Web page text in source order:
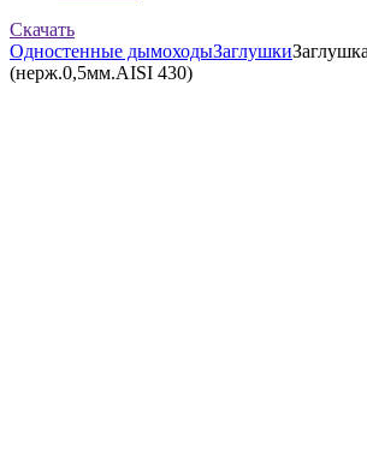
Скачать
Одностенные дымоходыЗаглушки
(нерж.0,5мм.AISI 430)